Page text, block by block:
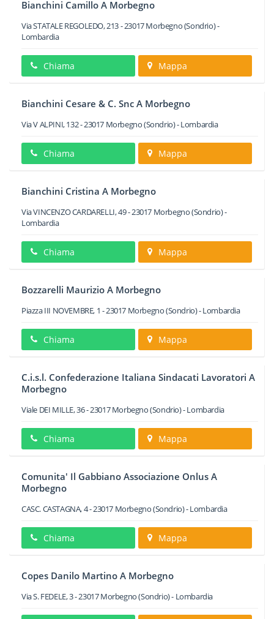
Bianchini Camillo A Morbegno
Via STATALE REGOLEDO, 213-23017Morbegno(Sondrio) -
Lombardia
Chiama Mappa
Bianchini Cesare & C. Snc A Morbegno
Via V ALPINI, 132-23017 Morbegno(Sondrio) -Lombardia
Chiama Mappa
Bianchini Cristina A Morbegno
Via VINCENZO CARDARELLI, 49-23017 Morbegno(Sondrio) -
Lombardia
Chiama Mappa
Bozzarelli Maurizio A Morbegno
Piazza III NOVEMBRE, 1 -23017 Morbegno(Sondrio) -Lombardia
Chiama Mappa
C.i.s.l. Confederazione Italiana Sindacati Lavoratori A
Morbegno
Viale DEI MILLE, 36-23017 Morbegno(Sondrio) -Lombardia
Chiama Mappa
Comunita' Il Gabbiano Associazione Onlus A
Morbegno
CASC. CASTAGNA, 4-23017 Morbegno(Sondrio) -Lombardia
Chiama Mappa
Copes Danilo Martino A Morbegno
Via S. FEDELE, 3-23017Morbegno(Sondrio) - Lombardia